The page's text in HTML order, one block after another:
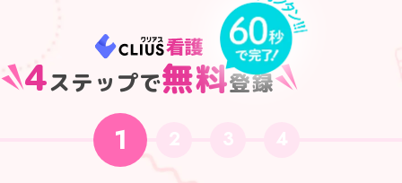
4ステップで無料登録
1 2 3 4